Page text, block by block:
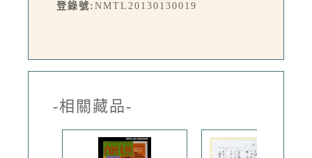
登錄號: NMTL20130130019
-相關藏品-